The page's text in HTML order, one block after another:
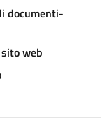
documenti-
web